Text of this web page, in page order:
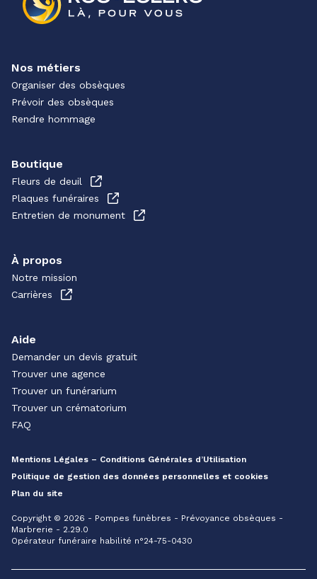
Nos métiers
Organiser des obsèques
Prévoir des obsèques
Rendre hommage
Boutique
Fleurs de deuil
Plaques funéraires
Entretien de monument
À propos
Notre mission
Carrières
Aide
Demander un devis gratuit
Trouver une agence
Trouver un funérarium
Trouver un crématorium
FAQ
Mentions Légales – Conditions Générales d’Utilisation
Politique de gestion des données personnelles et cookies
Plan du site
Copyright © 2026 - Pompes funèbres - Prévoyance obsèques -
Marbrerie - 2.29.0
Opérateur funéraire habilité n°24-75-0430